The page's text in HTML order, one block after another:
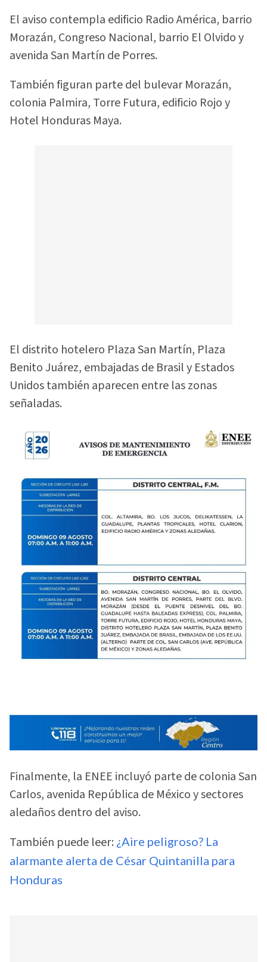
El aviso contempla edificio Radio América, barrio
Morazán, Congreso Nacional, barrio El Olvido y
avenida San Martín de Porres.
También figuran parte del bulevar Morazán,
colonia Palmira, Torre Futura, edificio Rojo y
Hotel Honduras Maya.
El distrito hotelero Plaza San Martín, Plaza
Benito Juárez, embajadas de Brasil y Estados
Unidos también aparecen entre las zonas
señaladas.
Finalmente, la ENEE incluyó parte de colonia San
Carlos, avenida República de México y sectores
aledaños dentro del aviso.
También puede leer: ¿Aire peligroso? La
alarmante alerta de César Quintanilla para
Honduras